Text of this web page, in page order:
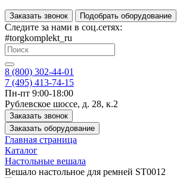
Заказать звонок Подобрать оборудование
Следите за нами в соц.сетях:
#torgkomplekt_ru
8 (800) 302-44-01
7 (495) 413-74-15
Пн-пт 9:00-18:00
Рублевское шоссе, д. 28, к.2
Заказать звонок
Заказать оборудование
Главная страница
Каталог
Настольные вешала
Вешало настольное для ремней ST0012